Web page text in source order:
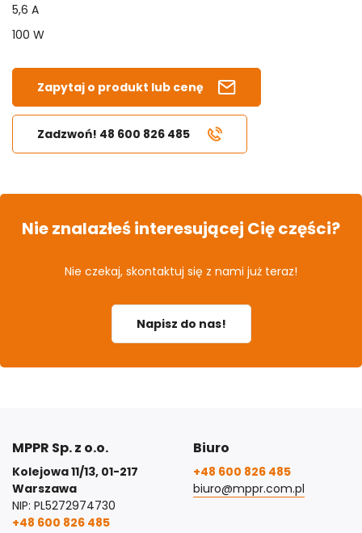
5,6 A
100 W
Zapytaj o produkt lub cenę
Zadzwoń! 48 600 826 485
Nie znalazłeś interesującej Cię części?
Nie czekaj, skontaktuj się z nami już teraz!
Napisz do nas!
MPPR Sp. z o.o.
Kolejowa 11/13, 01-217
Warszawa
NIP: PL5272974730
+48 600 826 485
Biuro
+48 600 826 485
biuro@mppr.com.pl